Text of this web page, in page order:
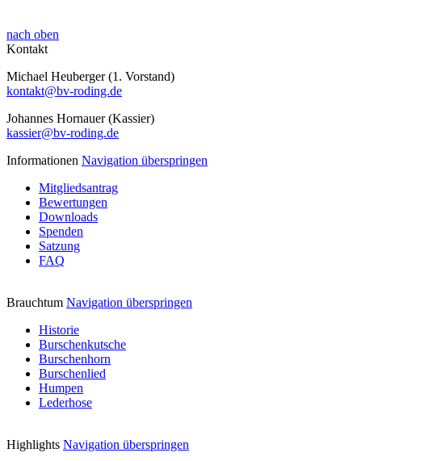
nach oben
Kontakt
Michael Heuberger (1. Vorstand)
kontakt@bv-roding.de
Johannes Hornauer (Kassier)
kassier@bv-roding.de
Informationen Navigation überspringen
Mitgliedsantrag
Bewertungen
Downloads
Spenden
Satzung
FAQ
Brauchtum Navigation überspringen
Historie
Burschenkutsche
Burschenhorn
Burschenlied
Humpen
Lederhose
Highlights Navigation überspringen